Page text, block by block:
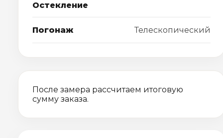
Остекление
Погонаж Телескопический
После замера рассчитаем итоговую
сумму заказа.